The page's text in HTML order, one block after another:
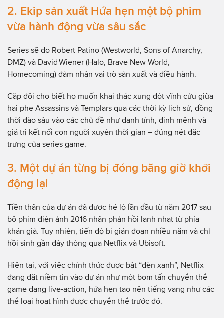
2. Ekip sản xuất Hứa hẹn một bộ phim
vừa hành động vừa sâu sắc
Series sẽ do Robert Patino (Westworld, Sons of Anarchy,
DMZ) và David Wiener (Halo, Brave New World,
Homecoming) đảm nhận vai trò sản xuất và điều hành.
Cặp đôi cho biết họ muốn khai thác xung đột vĩnh cửu giữa
hai phe Assassins và Templars qua các thời kỳ lịch sử, đồng
thời đào sâu vào các chủ đề như danh tính, định mệnh và
giá trị kết nối con người xuyên thời gian – đúng nét đặc
trưng của series game.
3. Một dự án từng bị đóng băng giờ khởi
động lại
Tiền thân của dự án đã được hé lộ lần đầu từ năm 2017 sau
bộ phim điện ảnh 2016 nhận phản hồi lạnh nhạt từ phía
khán giả. Tuy nhiên, tiến độ bị gián đoạn nhiều năm và chỉ
hồi sinh gần đây thông qua Netflix và Ubisoft.
Hiện tại, với việc chính thức được bật “đèn xanh”, Netflix
đang đặt niềm tin vào dự án như một bom tấn chuyển thể
game dạng live-action, hứa hẹn tạo nên tiếng vang như các
thể loại hoạt hình được chuyển thể trước đó.